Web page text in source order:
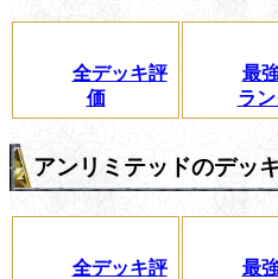
全デッキ評
価
最
ラン
アンリミテッドのデッ
全デッキ評 最